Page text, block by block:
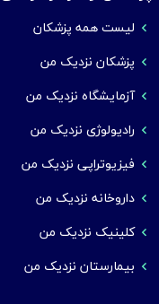
لیست همه پزشکان
پزشکان نزدیک من
آزمایشگاه نزدیک من
رادیولوژی نزدیک من
فیزیوتراپی نزدیک من
داروخانه نزدیک من
کلینیک نزدیک من
بیمارستان نزدیک من